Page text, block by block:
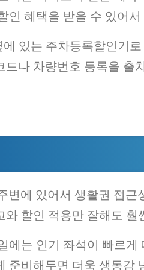
인 혜택을 받을 수 있어
있는 주차등록할인기
드나 차량번호 등록을 출
변에 있어서 생활권 접
와 할인 적용만 잘해도
에는 인기 좌석이 빠르
준비해두면 더욱 생동감